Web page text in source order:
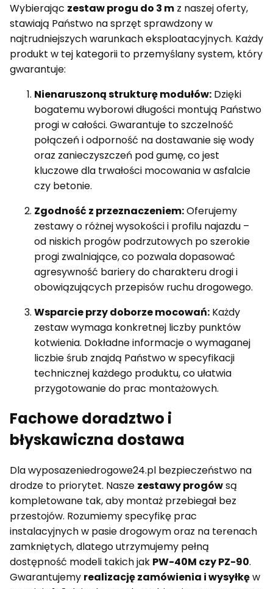
Wybierając zestaw progu do 3 m z naszej oferty,
stawiają Państwo na sprzęt sprawdzony w
najtrudniejszych warunkach eksploatacyjnych. Każdy
produkt w tej kategorii to przemyślany system, który
gwarantuje:
Nienaruszoną strukturę modułów: Dzięki
bogatemu wyborowi długości montują Państwo
progi w całości. Gwarantuje to szczelność
połączeń i odporność na dostawanie się wody
oraz zanieczyszczeń pod gumę, co jest
kluczowe dla trwałości mocowania w asfalcie
czy betonie.
Zgodność z przeznaczeniem:Oferujemy
zestawy o różnej wysokości i profilu najazdu –
od niskich progów podrzutowych po szerokie
progi zwalniające, co pozwala dopasować
agresywność bariery do charakteru drogi i
obowiązujących przepisów ruchu drogowego.
Wsparcie przy doborze mocowań: Każdy
zestaw wymaga konkretnej liczby punktów
kotwienia. Dokładne informacje o wymaganej
liczbie śrub znajdą Państwo w specyfikacji
technicznej każdego produktu, co ułatwia
przygotowanie do prac montażowych.
Fachowe doradztwo i
błyskawiczna dostawa
Dla wyposazeniedrogowe24.pl bezpieczeństwo na
drodze to priorytet. Nasze zestawy progówsą
kompletowane tak, aby montaż przebiegał bez
przestojów. Rozumiemy specyfikę prac
instalacyjnych w pasie drogowym oraz na terenach
zamkniętych, dlatego utrzymujemy pełną
dostępność modeli takich jak PW-40M czy PZ-90.
Gwarantujemy realizację zamówienia i wysyłkęw